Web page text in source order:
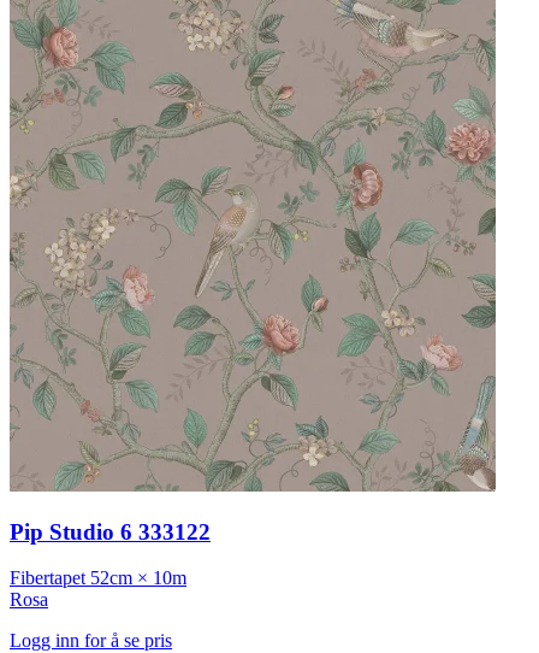
Pip Studio 6 333122
Fibertapet 52cm × 10m
Rosa
Logg inn for å se pris